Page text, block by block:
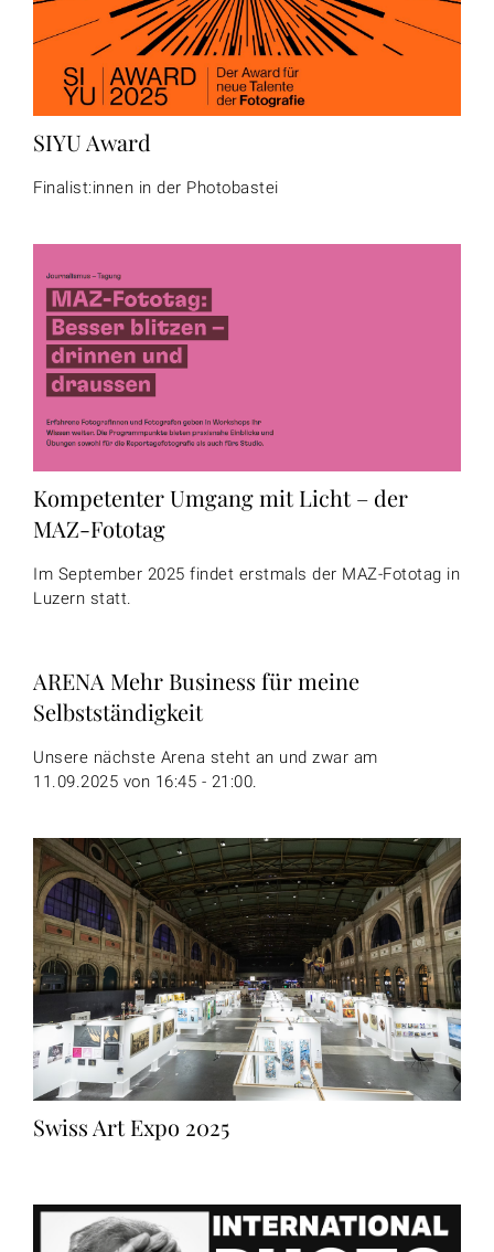
SIYU Award
Finalist:innen in der Photobastei
Kompetenter Umgang mit Licht – der
MAZ-Fototag
Im September 2025 findet erstmals der MAZ-Fototag in
Luzern statt.
ARENA Mehr Business für meine
Selbstständigkeit
Unsere nächste Arena steht an und zwar am
11.09.2025 von 16:45 - 21:00.
Swiss Art Expo 2025